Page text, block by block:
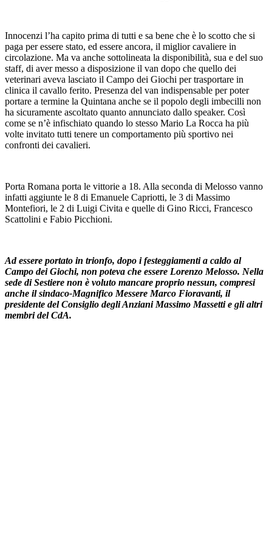
Innocenzi l’ha capito prima di tutti e sa bene che è lo scotto che si
paga per essere stato, ed essere ancora, il miglior cavaliere in
circolazione. Ma va anche sottolineata la disponibilità, sua e del suo
staff, di aver messo a disposizione il van dopo che quello dei
veterinari aveva lasciato il Campo dei Giochi per trasportare in
clinica il cavallo ferito. Presenza del van indispensable per poter
portare a termine la Quintana anche se il popolo degli imbecilli non
ha sicuramente ascoltato quanto annunciato dallo speaker. Così
come se n’è infischiato quando lo stesso Mario La Rocca ha più
volte invitato tutti tenere un comportamento più sportivo nei
confronti dei cavalieri.
Porta Romana porta le vittorie a 18. Alla seconda di Melosso vanno
infatti aggiunte le 8 di Emanuele Capriotti, le 3 di Massimo
Montefiori, le 2 di Luigi Civita e quelle di Gino Ricci, Francesco
Scattolini e Fabio Picchioni.
Ad essere portato in trionfo, dopo i festeggiamenti a caldo al
Campo dei Giochi, non poteva che essere Lorenzo Melosso. Nella
sede di Sestiere non è voluto mancare proprio nessun, compresi
anche il sindaco-Magnifico Messere Marco Fioravanti, il
presidente del Consiglio degli Anziani Massimo Massetti e gli altri
membri del CdA.